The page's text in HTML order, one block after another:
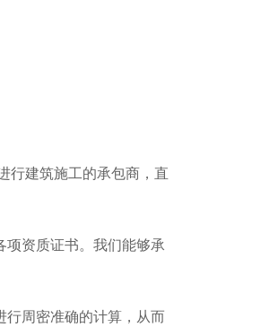
行建筑施工的承包商，直
资质证书。我们能够承
周密准确的计算，从而